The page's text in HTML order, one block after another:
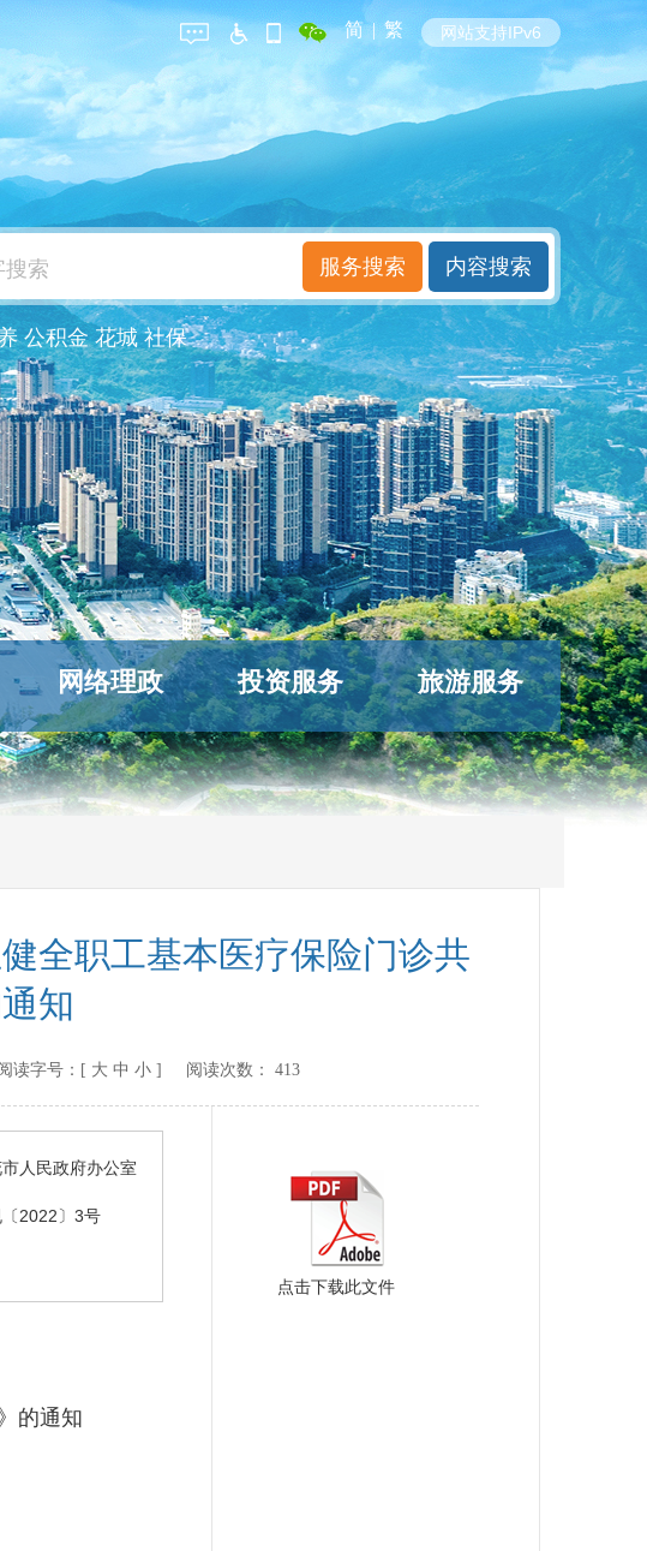
简 | 繁 网站支持IPv6
公积金 花城 社保
网络理政 投资服务 旅游服务
全职工基本医疗保险门诊共
知
字号：[ 大 中 小 ] 阅读次数： 413
人民政府办公室
2022〕3号
的通知
点击下载此文件